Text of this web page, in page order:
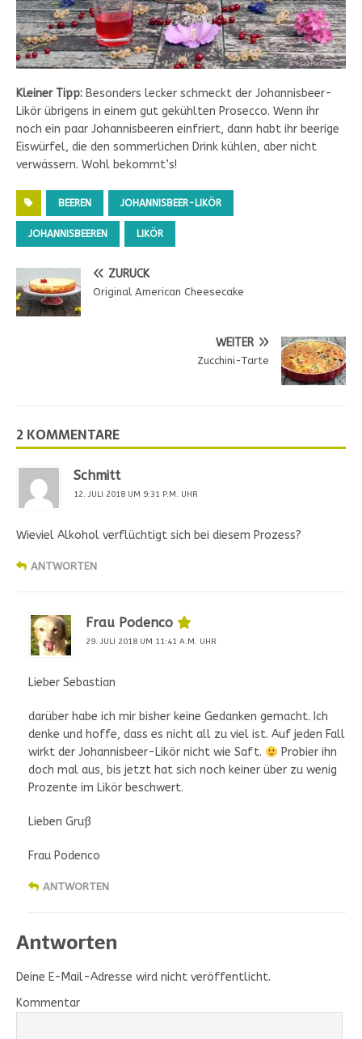
Kleiner Tipp: Besonders lecker schmeckt der Johannisbeer-
Likör übrigens in einem gut gekühlten Prosecco. Wenn ihr
noch ein paar Johannisbeeren einfriert, dann habt ihr beerige
Eiswürfel, die den sommerlichen Drink kühlen, aber nicht
verwässern. Wohl bekommt’s!
BEEREN JOHANNISBEER-LIKÖR
JOHANNISBEEREN LIKÖR
ZURÜCK
Original American Cheesecake
WEITER
Zucchini-Tarte
2 KOMMENTARE
Schmitt
12. JULI 2018 UM 9:31 P.M. UHR
Wieviel Alkohol verflüchtigt sich bei diesem Prozess?
ANTWORTEN
Frau Podenco
29. JULI 2018 UM 11:41 A.M. UHR
Lieber Sebastian
darüber habe ich mir bisher keine Gedanken gemacht. Ich
denke und hoffe, dass es nicht all zu viel ist. Auf jeden Fall
wirkt der Johannisbeer-Likör nicht wie Saft.
Probier ihn
doch mal aus, bis jetzt hat sich noch keiner über zu wenig
Prozente im Likör beschwert.
Lieben Gruß
Frau Podenco
ANTWORTEN
Antworten
Deine E-Mail-Adresse wird nicht veröffentlicht.
Kommentar